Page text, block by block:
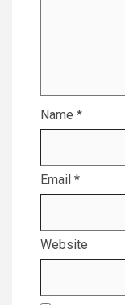
Name *
Email *
Website